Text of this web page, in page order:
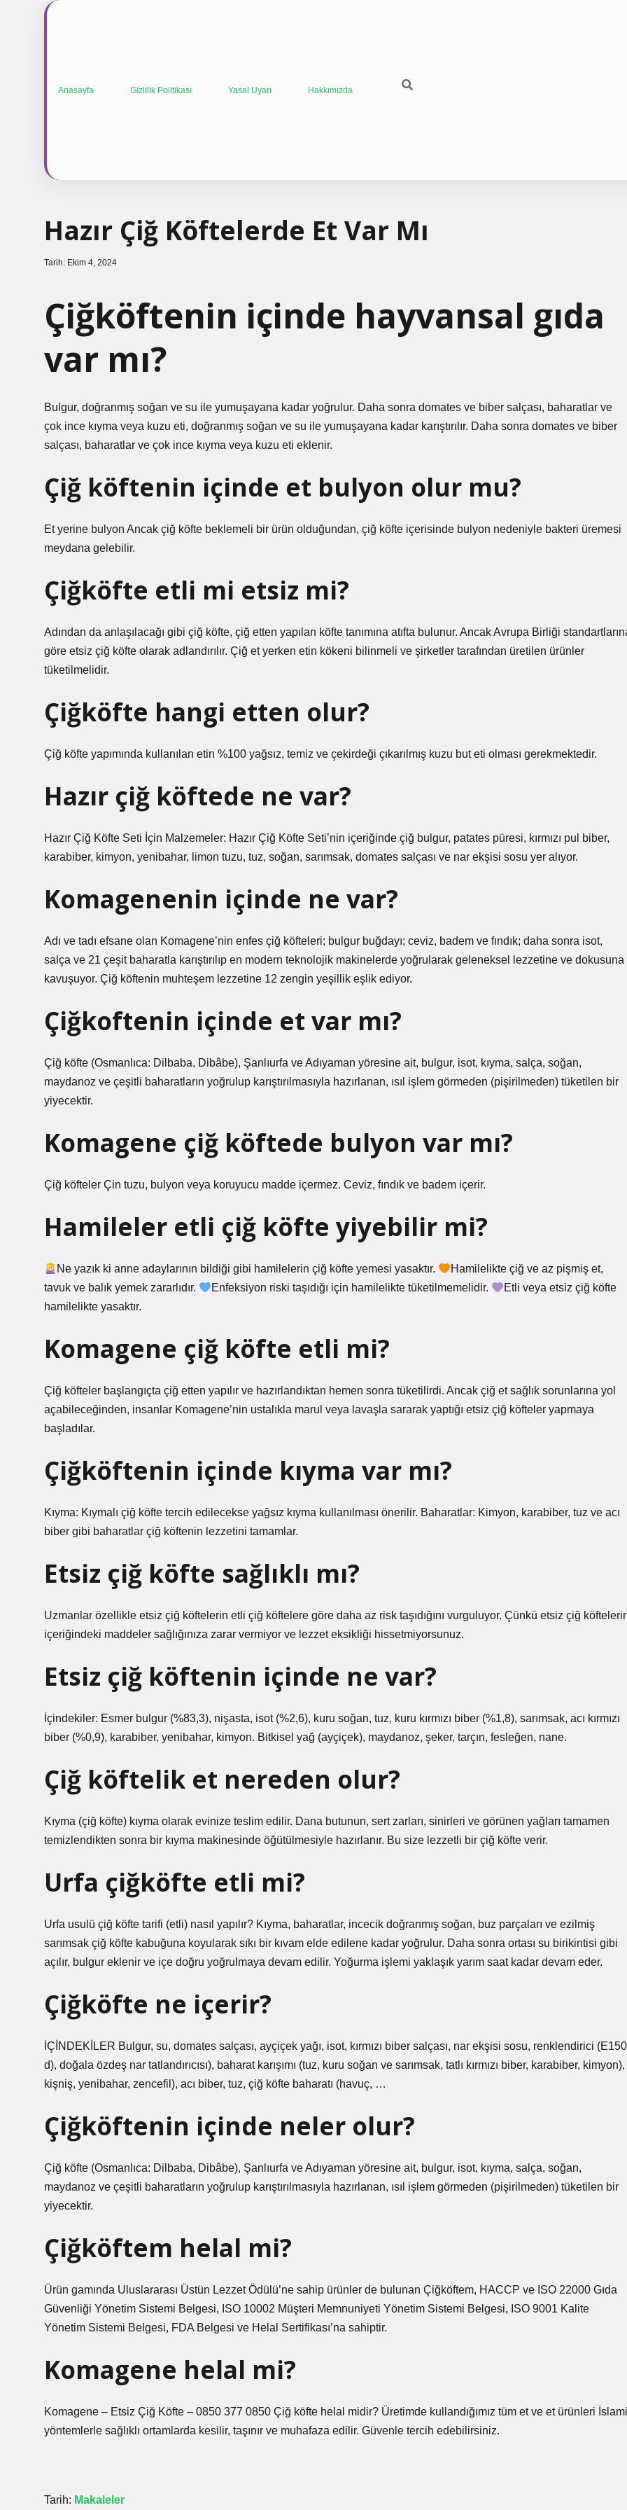
Anasayfa Gizlilik Politikası Yasal Uyarı Hakkımızda
Hazır Çiğ Köftelerde Et Var Mı
Tarih: Ekim 4, 2024
Çiğköftenin içinde hayvansal gıda
var mı?
Bulgur, doğranmış soğan ve su ile yumuşayana kadar yoğrulur. Daha sonra domates ve biber salçası, baharatlar ve
çok ince kıyma veya kuzu eti, doğranmış soğan ve su ile yumuşayana kadar karıştırılır. Daha sonra domates ve biber
salçası, baharatlar ve çok ince kıyma veya kuzu eti eklenir.
Çiğ köftenin içinde et bulyon olur mu?
Et yerine bulyon Ancak çiğ köfte beklemeli bir ürün olduğundan, çiğ köfte içerisinde bulyon nedeniyle bakteri üremesi
meydana gelebilir.
Çiğköfte etli mi etsiz mi?
Adından da anlaşılacağı gibi çiğ köfte, çiğ etten yapılan köfte tanımına atıfta bulunur. Ancak Avrupa Birliği
göre etsiz çiğ köfte olarak adlandırılır. Çiğ et yerken etin kökeni bilinmeli ve şirketler tarafından üretilen ürünler
tüketilmelidir.
Çiğköfte hangi etten olur?
Çiğ köfte yapımında kullanılan etin %100 yağsız, temiz ve çekirdeği çıkarılmış kuzu but eti olması gerekmektedir.
Hazır çiğ köftede ne var?
Hazır Çiğ Köfte Seti İçin Malzemeler: Hazır Çiğ Köfte Seti’nin içeriğinde çiğ bulgur, patates püresi, kırmızı pul biber,
karabiber, kimyon, yenibahar, limon tuzu, tuz, soğan, sarımsak, domates salçası ve nar ekşisi sosu yer alıyor.
Komagenenin içinde ne var?
Adı ve tadı efsane olan Komagene’nin enfes çiğ köfteleri; bulgur buğdayı; ceviz, badem ve fındık; daha sonra isot,
salça ve 21 çeşit baharatla karıştırılıp en modern teknolojik makinelerde yoğrularak geleneksel lezzetine ve dokusuna
kavuşuyor. Çiğ köftenin muhteşem lezzetine 12 zengin yeşillik eşlik ediyor.
Çiğkoftenin içinde et var mı?
Çiğ köfte (Osmanlıca: Dilbaba, Dibâbe), Şanlıurfa ve Adıyaman yöresine ait, bulgur, isot, kıyma, salça, soğan,
maydanoz ve çeşitli baharatların yoğrulup karıştırılmasıyla hazırlanan, ısıl işlem görmeden (pişirilmeden) tüketilen bir
yiyecektir.
Komagene çiğ köftede bulyon var mı?
Çiğ köfteler Çin tuzu, bulyon veya koruyucu madde içermez. Ceviz, fındık ve badem içerir.
Hamileler etli çiğ köfte yiyebilir mi?
Ne yazık ki anne adaylarının bildiği gibi hamilelerin çiğ köfte yemesi yasaktır.
Hamilelikte çiğ ve az pişmiş et,
tavuk ve balık yemek zararlıdır.
Enfeksiyon riski taşıdığı için hamilelikte tüketilmemelidir.
Etli veya etsiz çiğ köfte
hamilelikte yasaktır.
Komagene çiğ köfte etli mi?
Çiğ köfteler başlangıçta çiğ etten yapılır ve hazırlandıktan hemen sonra tüketilirdi. Ancak çiğ et sağlık sorunlarına yol
açabileceğinden, insanlar Komagene’nin ustalıkla marul veya lavaşla sararak yaptığı etsiz çiğ köfteler yapmaya
başladılar.
Çiğköftenin içinde kıyma var mı?
Kıyma: Kıymalı çiğ köfte tercih edilecekse yağsız kıyma kullanılması önerilir. Baharatlar: Kimyon, karabiber, tuz ve acı
biber gibi baharatlar çiğ köftenin lezzetini tamamlar.
Etsiz çiğ köfte sağlıklı mı?
Uzmanlar özellikle etsiz çiğ köftelerin etli çiğ köftelere göre daha az risk taşıdığını vurguluyor. Çünkü etsiz çiğ
içeriğindeki maddeler sağlığınıza zarar vermiyor ve lezzet eksikliği hissetmiyorsunuz.
Etsiz çiğ köftenin içinde ne var?
İçindekiler: Esmer bulgur (%83,3), nişasta, isot (%2,6), kuru soğan, tuz, kuru kırmızı biber (%1,8), sarımsak, acı kırmızı
biber (%0,9), karabiber, yenibahar, kimyon. Bitkisel yağ (ayçiçek), maydanoz, şeker, tarçın, fesleğen, nane.
Çiğ köftelik et nereden olur?
Kıyma (çiğ köfte) kıyma olarak evinize teslim edilir. Dana butunun, sert zarları, sinirleri ve görünen yağları tamamen
temizlendikten sonra bir kıyma makinesinde öğütülmesiyle hazırlanır. Bu size lezzetli bir çiğ köfte verir.
Urfa çiğköfte etli mi?
Urfa usulü çiğ köfte tarifi (etli) nasıl yapılır? Kıyma, baharatlar, incecik doğranmış soğan, buz parçaları ve ezilmiş
sarımsak çiğ köfte kabuğuna koyularak sıkı bir kıvam elde edilene kadar yoğrulur. Daha sonra ortası su birikintisi gibi
açılır, bulgur eklenir ve içe doğru yoğrulmaya devam edilir. Yoğurma işlemi yaklaşık yarım saat kadar devam eder.
Çiğköfte ne içerir?
İÇİNDEKİLER Bulgur, su, domates salçası, ayçiçek yağı, isot, kırmızı biber salçası, nar ekşisi sosu, renklendirici (E150
d), doğala özdeş nar tatlandırıcısı), baharat karışımı (tuz, kuru soğan ve sarımsak, tatlı kırmızı biber, karabiber, kimyon),
kişniş, yenibahar, zencefil), acı biber, tuz, çiğ köfte baharatı (havuç, …
Çiğköftenin içinde neler olur?
Çiğ köfte (Osmanlıca: Dilbaba, Dibâbe), Şanlıurfa ve Adıyaman yöresine ait, bulgur, isot, kıyma, salça, soğan,
maydanoz ve çeşitli baharatların yoğrulup karıştırılmasıyla hazırlanan, ısıl işlem görmeden (pişirilmeden) tüketilen bir
yiyecektir.
Çiğköftem helal mi?
Ürün gamında Uluslararası Üstün Lezzet Ödülü’ne sahip ürünler de bulunan Çiğköftem, HACCP ve ISO 22000 Gıda
Güvenliği Yönetim Sistemi Belgesi, ISO 10002 Müşteri Memnuniyeti Yönetim Sistemi Belgesi, ISO 9001 Kalite
Yönetim Sistemi Belgesi, FDA Belgesi ve Helal Sertifikası’na sahiptir.
Komagene helal mi?
Komagene – Etsiz Çiğ Köfte – 0850 377 0850 Çiğ köfte helal midir? Üretimde kullandığımız tüm et ve et ürünleri İslami
yöntemlerle sağlıklı ortamlarda kesilir, taşınır ve muhafaza edilir. Güvenle tercih edebilirsiniz.
Tarih: Makaleler